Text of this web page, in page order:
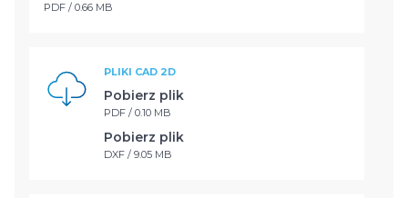
PDF / 0.66 MB
PLIKI CAD 2D
Pobierz plik
PDF / 0.10 MB
Pobierz plik
DXF / 9.05 MB